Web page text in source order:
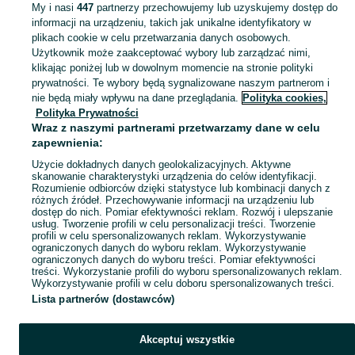
KATEGORIA
Skorzystaj z największego serwisu ogłoszeniowego - Marki i okolice! - kupuj lub sprzedawaj jeszcze wygodniej w kategorii Figurki! Zobacz
Mapa kategorii
Mapa miejscowości
Mapa ministron
Popularne wyszukiwania
My i nasi 447partnerzy przechowujemy lub uzyskujemy dostęp do
informacji na urządzeniu, takich jak unikalne identyfikatory w
plikach cookie w celu przetwarzania danych osobowych.
Użytkownik może zaakceptować wybory lub zarządzać nimi,
klikając poniżej lub w dowolnym momencie na stronie polityki
prywatności. Te wybory będą sygnalizowane naszym partnerom i
nie będą miały wpływu na dane przeglądania. Polityka cookies,
Polityka Prywatności
Wraz z naszymi partnerami przetwarzamy dane w celu
zapewnienia:
Użycie dokładnych danych geolokalizacyjnych. Aktywne
skanowanie charakterystyki urządzenia do celów identyfikacji.
Rozumienie odbiorców dzięki statystyce lub kombinacji danych z
różnych źródeł. Przechowywanie informacji na urządzeniu lub
dostęp do nich. Pomiar efektywności reklam. Rozwój i ulepszanie
usług. Tworzenie profili w celu personalizacji treści. Tworzenie
profili w celu spersonalizowanych reklam. Wykorzystywanie
ograniczonych danych do wyboru reklam. Wykorzystywanie
ograniczonych danych do wyboru treści. Pomiar efektywności
treści. Wykorzystanie profili do wyboru spersonalizowanych reklam.
Wykorzystywanie profili w celu doboru spersonalizowanych treści.
Lista partnerów (dostawców)
Akceptuj wszystkie